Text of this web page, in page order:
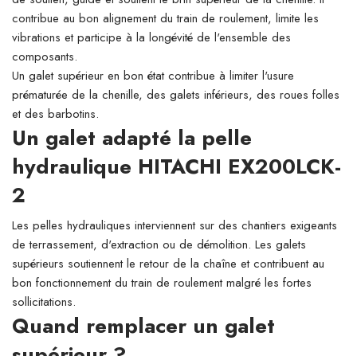
contribue au bon alignement du train de roulement, limite les
vibrations et participe à la longévité de l'ensemble des
composants.
Un galet supérieur en bon état contribue à limiter l'usure
prématurée de la chenille, des galets inférieurs, des roues folles
et des barbotins.
Un galet adapté la pelle
hydraulique HITACHI EX200LCK-
2
Les pelles hydrauliques interviennent sur des chantiers exigeants
de terrassement, d'extraction ou de démolition. Les galets
supérieurs soutiennent le retour de la chaîne et contribuent au
bon fonctionnement du train de roulement malgré les fortes
sollicitations.
Quand remplacer un galet